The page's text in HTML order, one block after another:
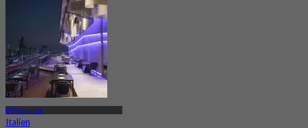
BTS Surasak
Italien